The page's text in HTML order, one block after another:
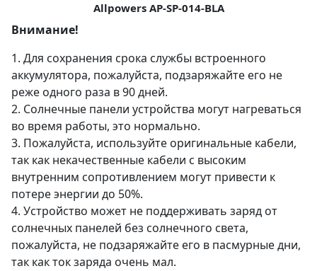
Allpowers AP-SP-014-BLA
Внимание!
1. Для сохранения срока службы встроенного
аккумулятора, пожалуйста, подзаряжайте его не
реже одного раза в 90 дней.
2. Солнечные панели устройства могут нагреваться
во время работы, это нормально.
3. Пожалуйста, используйте оригинальные кабели,
так как некачественные кабели с высоким
внутренним сопротивлением могут привести к
потере энергии до 50%.
4. Устройство может не поддерживать заряд от
солнечных панелей без солнечного света,
пожалуйста, не подзаряжайте его в пасмурные дни,
так как ток заряда очень мал.